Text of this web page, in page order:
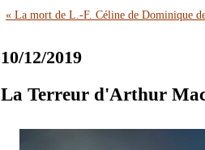
« La mort de L.-F. Céline de Dominique
10/12/2019
La Terreur d'Arthur